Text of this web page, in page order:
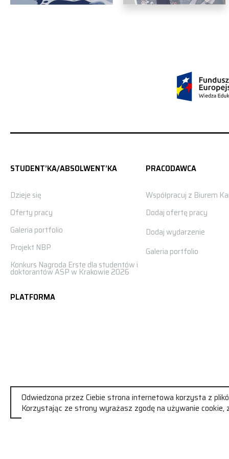
STUDENT’KA/ABSOLWENT’KA
Dzieje się
Oferty pracy
Galeria portfolio
Projekt NBP
Konkurs Nagroda Erste dla studentów i
doktorantów ASP w Krakowie 2026
PLATFORMA
PRACODAWCA
Współpracuj z Biurem
Dodaj ofertę pracy
Dodaj wydarzenie
Galeria portfolio
Odwiedzona przez Ciebie strona internetowa korzysta z
Korzystając ze strony wyrażasz zgodę na używanie